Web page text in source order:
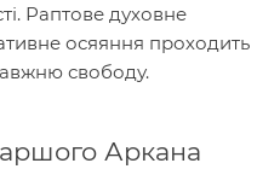
Раптове духовне
осяяння проходить
свободу.
Аркана